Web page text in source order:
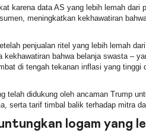
karena data AS yang lebih lemah dari
, meningkatkan kekhawatiran
penjualan ritel yang lebih lemah
bahwa belanja swasta –
di tengah tekanan inflasi yang tinggi
telah didukung oleh ancaman Trump
serta tarif timbal balik terhadap mitra
logam yang